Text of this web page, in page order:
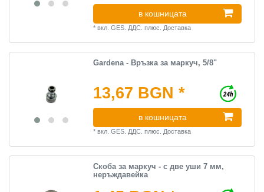
в кошницата
*вкл. GES. ДДС. плюс.Доставка
Gardena - Връзка за маркуч, 5/8"
13,67 BGN *
в кошницата
*вкл. GES. ДДС. плюс.Доставка
Скоба за маркуч - с две уши 7 мм,
неръждавейка